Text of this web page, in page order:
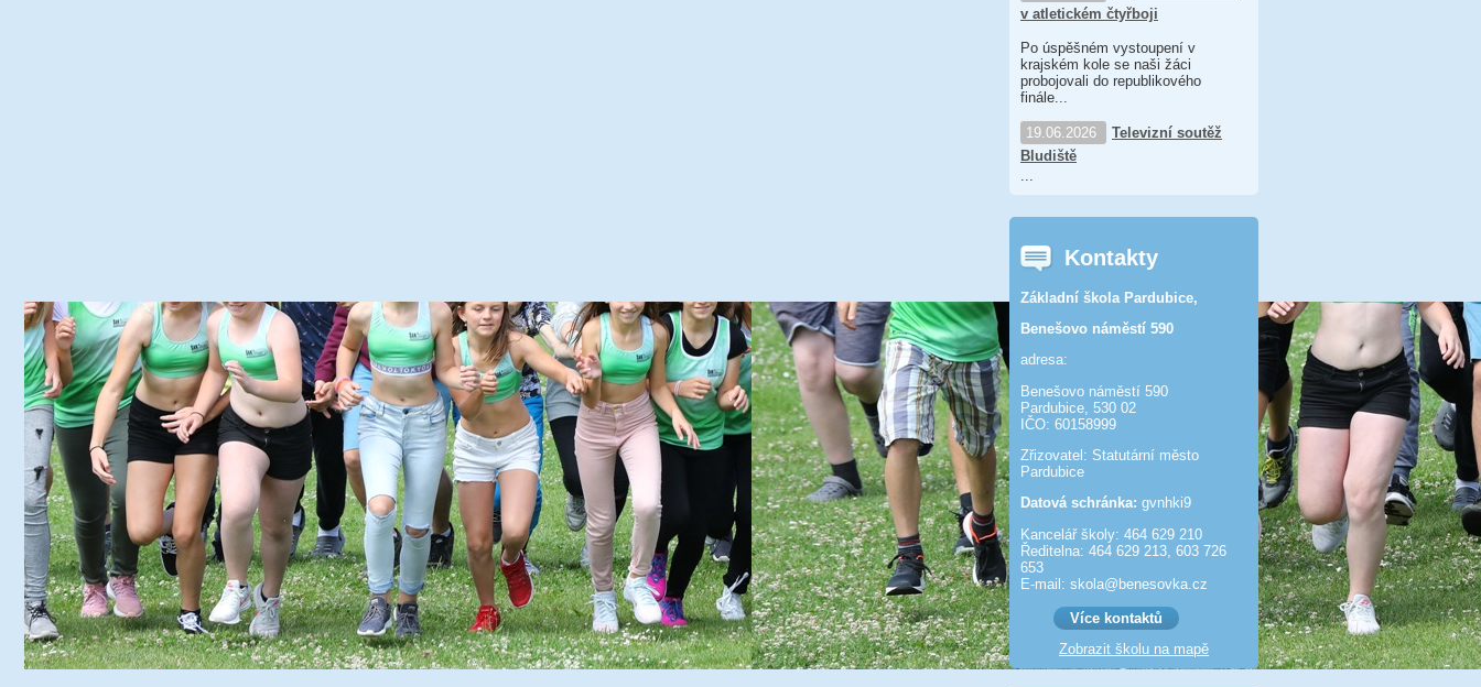
v atletickém čtyřboji
Po úspěšném vystoupení v
krajském kole se naši žáci
probojovali do republikového
finále...
19.06.2026
Televizní soutěž
Bludiště
Kontakty
Základní škola Pardubice,
Benešovo náměstí 590
adresa:
Benešovo náměstí 590
Pardubice, 530 02
IČO: 60158999
Zřizovatel: Statutární město
Pardubice
Datová schránka: gvnhki9
Kancelář školy: 464 629 210
Ředitelna: 464 629 213, 603 726
653
E-mail: skola@benesov­ka.cz
Více kontaktů
Zobrazit školu na mapě